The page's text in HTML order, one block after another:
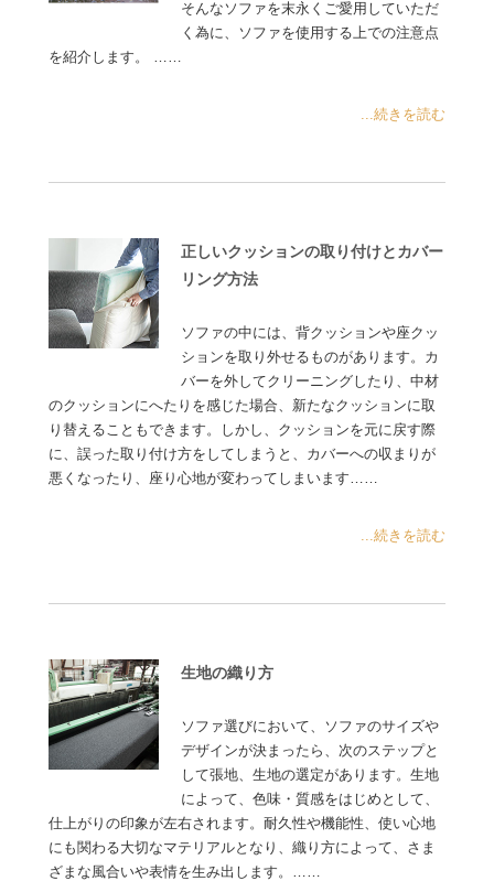
そんなソファを末永くご愛用していただ
く為に、ソファを使用する上での注意点
を紹介します。 ……
...続きを読む
正しいクッションの取り付けとカバー
リング方法
ソファの中には、背クッションや座クッ
ションを取り外せるものがあります。カ
バーを外してクリーニングしたり、中材
のクッションにへたりを感じた場合、新たなクッションに取
り替えることもできます。しかし、クッションを元に戻す際
に、誤った取り付け方をしてしまうと、カバーへの収まりが
悪くなったり、座り心地が変わってしまいます……
...続きを読む
生地の織り方
ソファ選びにおいて、ソファのサイズや
デザインが決まったら、次のステップと
して張地、生地の選定があります。生地
によって、色味・質感をはじめとして、
仕上がりの印象が左右されます。耐久性や機能性、使い心地
にも関わる大切なマテリアルとなり、織り方によって、さま
ざまな風合いや表情を生み出します。……